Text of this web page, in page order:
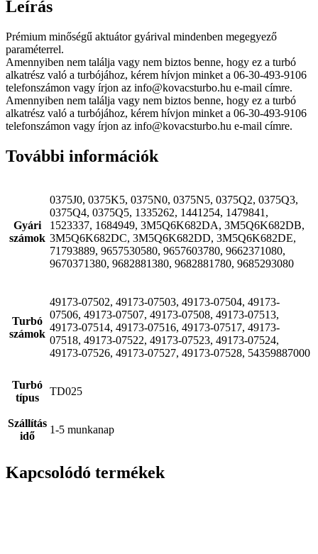
Leírás
Prémium minőségű aktuátor gyárival mindenben megegyező
paraméterrel.
Amennyiben nem találja vagy nem biztos benne, hogy ez a turbó
alkatrész való a turbójához, kérem hívjon minket a 06-30-493-9106
telefonszámon vagy írjon az info@kovacsturbo.hu e-mail címre.
Amennyiben nem találja vagy nem biztos benne, hogy ez a turbó
alkatrész való a turbójához, kérem hívjon minket a 06-30-493-9106
telefonszámon vagy írjon az info@kovacsturbo.hu e-mail címre.
További információk
Gyári
számok
0375J0, 0375K5, 0375N0, 0375N5, 0375Q2, 0375Q3,
0375Q4, 0375Q5, 1335262, 1441254, 1479841,
1523337, 1684949, 3M5Q6K682DA, 3M5Q6K682DB,
3M5Q6K682DC, 3M5Q6K682DD, 3M5Q6K682DE,
71793889, 9657530580, 9657603780, 9662371080,
9670371380, 9682881380, 9682881780, 9685293080
Turbó
számok
49173-07502, 49173-07503, 49173-07504, 49173-
07506, 49173-07507, 49173-07508, 49173-07513,
49173-07514, 49173-07516, 49173-07517, 49173-
07518, 49173-07522, 49173-07523, 49173-07524,
49173-07526, 49173-07527, 49173-07528, 54359887000
Turbó
típus
TD025
Szállítás
idő
1-5 munkanap
Kapcsolódó termékek